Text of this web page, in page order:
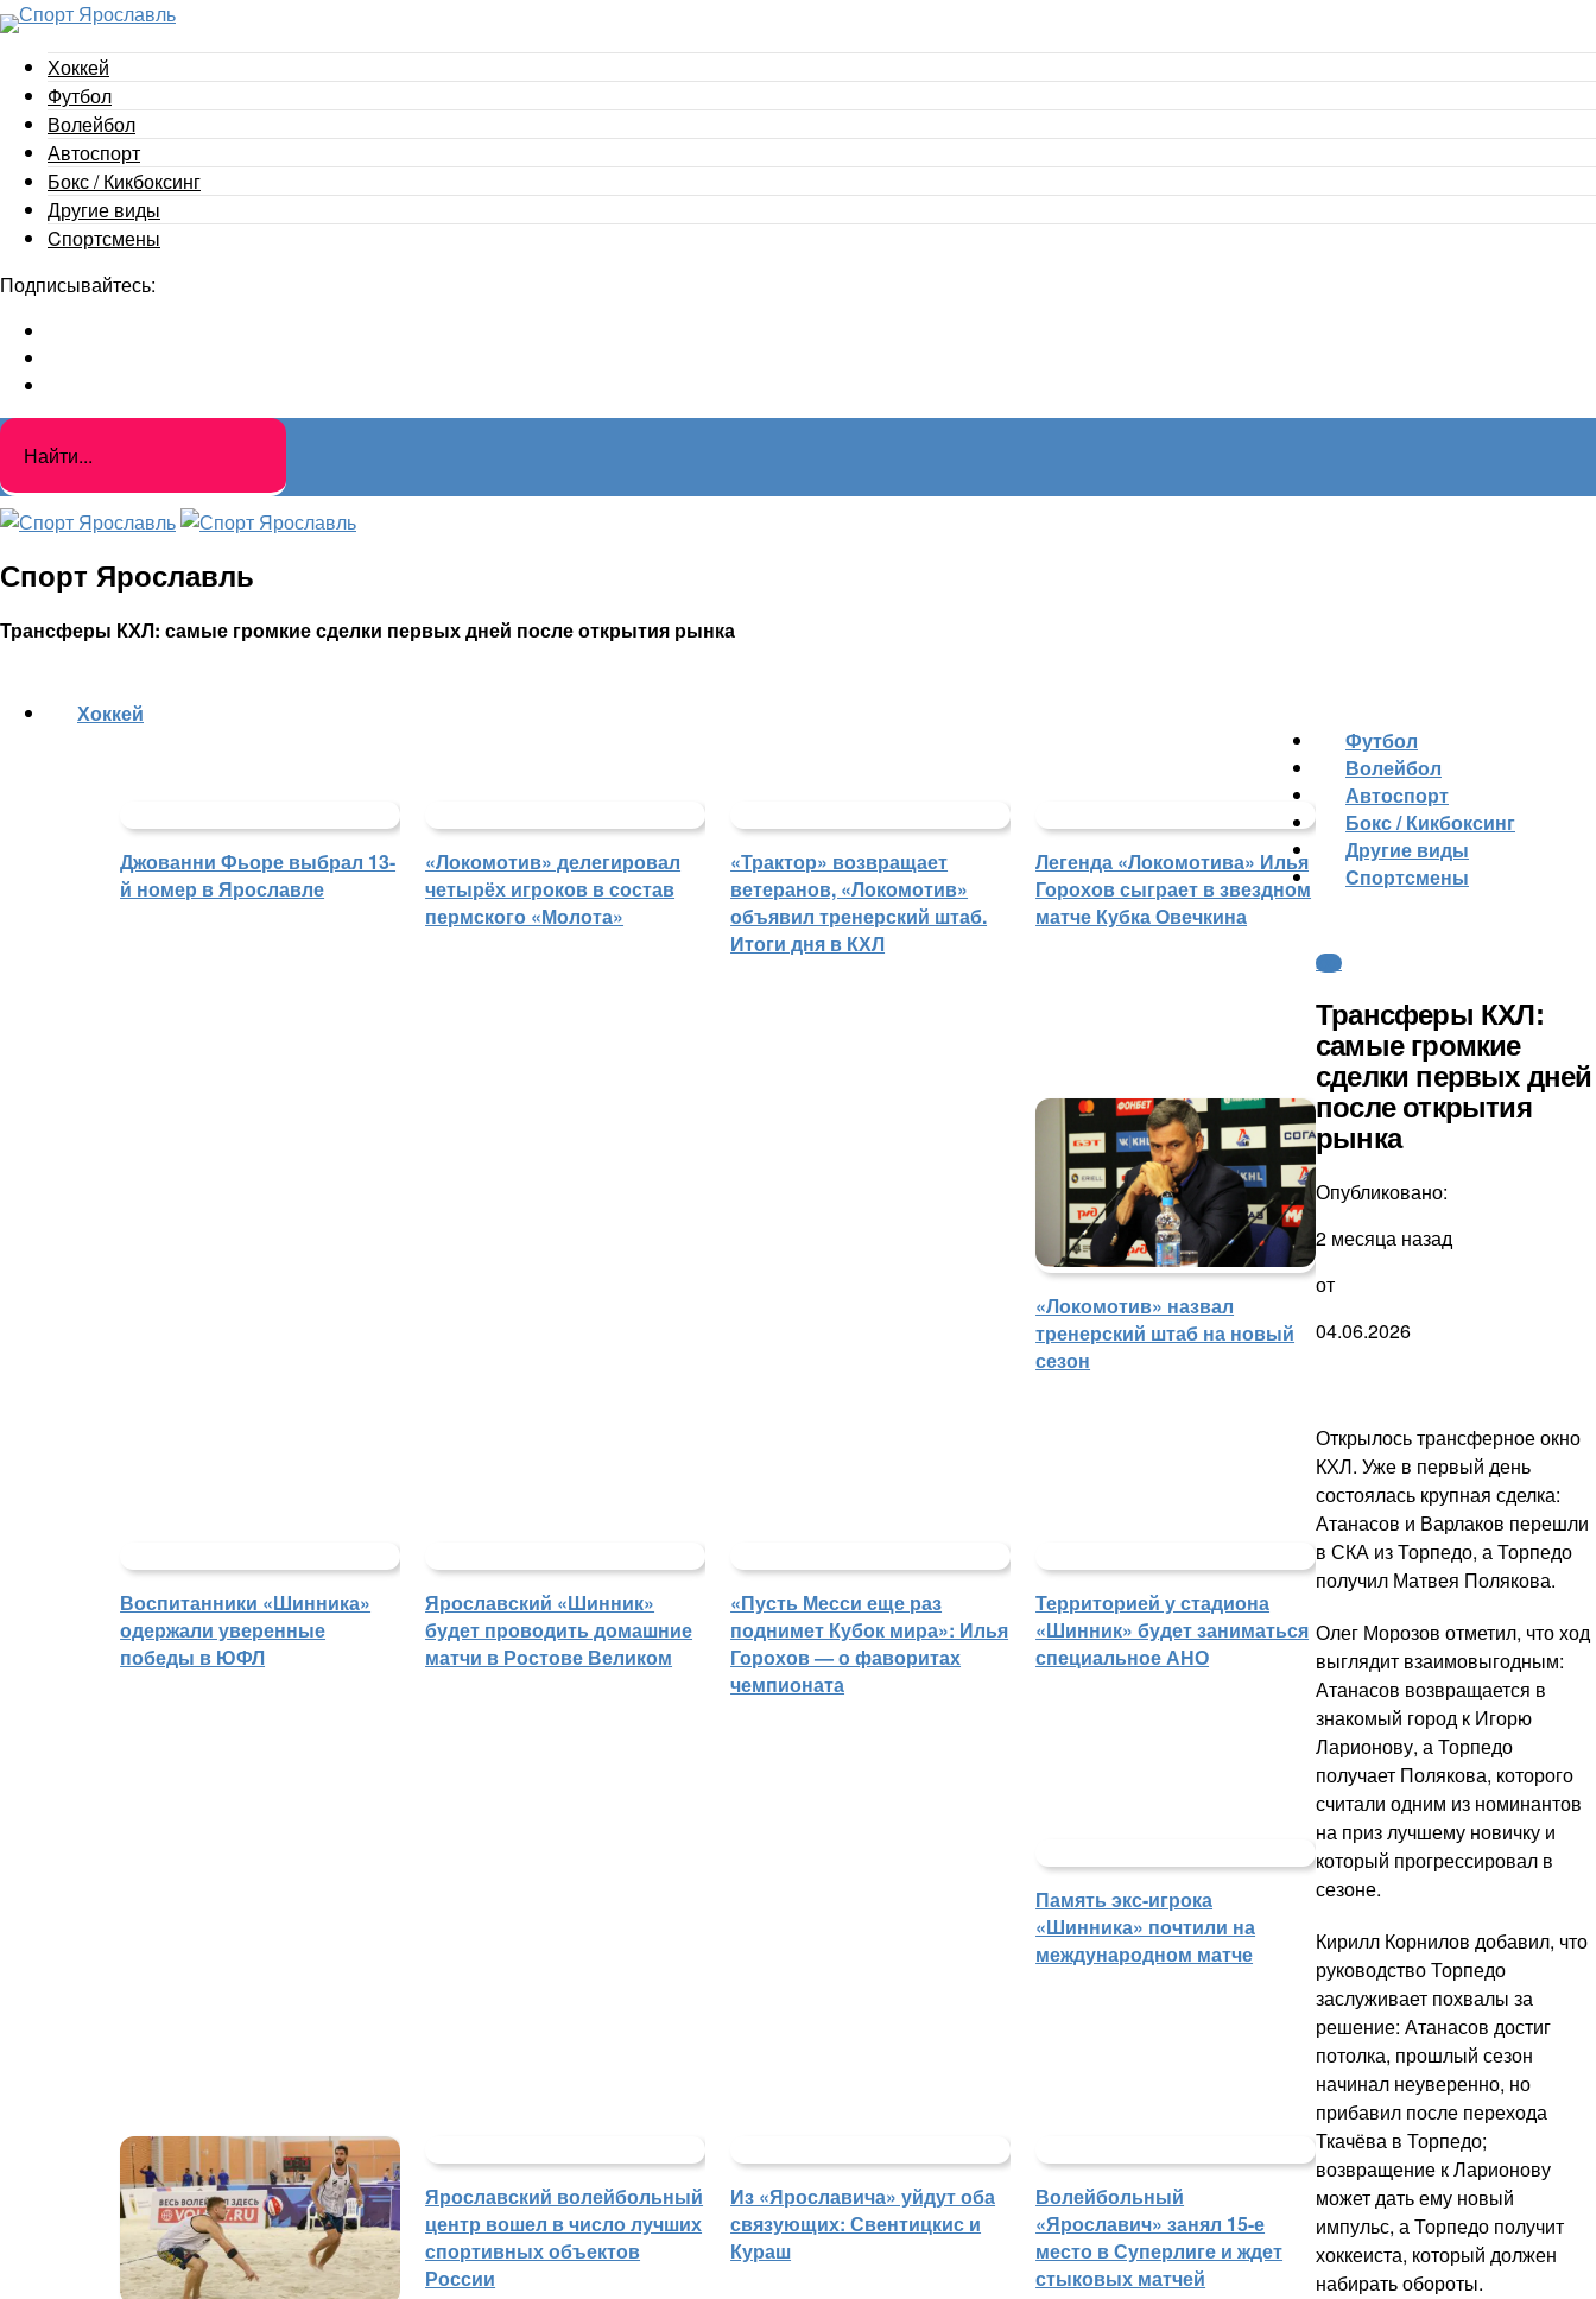
Хоккей
Футбол
Волейбол
Автоспорт
Бокс / Кикбоксинг
Другие виды
Cпортсмены
Подписывайтесь:
Спорт Ярославль
Трансферы КХЛ: самые громкие сделки первых дней после открытия рынка
Хоккей
Джованни Фьоре выбрал 13-
й номер в Ярославле
«Локомотив» делегировал
четырёх игроков в состав
пермского «Молота»
«Трактор» возвращает
ветеранов, «Локомотив»
объявил тренерский штаб.
Итоги дня в КХЛ
Легенда «Локомотива» Илья
Горохов сыграет в звездном
матче Кубка Овечкина
«Локомотив» назвал
тренерский штаб на новый
сезон
Футбол
Воспитанники «Шинника»
одержали уверенные
победы в ЮФЛ
Ярославский «Шинник»
будет проводить домашние
матчи в Ростове Великом
«Пусть Месси еще раз
поднимет Кубок мира»: Илья
Горохов — о фаворитах
чемпионата
Территорией у стадиона
«Шинник» будет заниматься
специальное АНО
Память экс-игрока
«Шинника» почтили на
международном матче
Волейбол
Ярославский волейбольный
центр вошел в число лучших
спортивных объектов
России
Из «Ярославича» уйдут оба
связующих: Свентицкис и
Кураш
Волейбольный
«Ярославич» занял 15-е
место в Суперлиге и ждет
стыковых матчей
Автоспорт
Бокс / Кикбоксинг
Другие виды
Cпортсмены
КХЛ
Трансферы КХЛ:
самые громкие
сделки первых дней
после открытия
рынка
Опубликовано:
2 месяца назад
от
04.06.2026
Открылось трансферное окно
КХЛ. Уже в первый день
состоялась крупная сделка:
Атанасов и Варлаков перешли
в СКА из Торпедо, а Торпедо
получил Матвея Полякова.
Олег Морозов отметил, что ход
выглядит взаимовыгодным:
Атанасов возвращается в
знакомый город к Игорю
Ларионову, а Торпедо
получает Полякова, которого
считали одним из номинантов
на приз лучшему новичку и
который прогрессировал в
сезоне.
Кирилл Корнилов добавил, что
руководство Торпедо
заслуживает похвалы за
решение: Атанасов достиг
потолка, прошлый сезон
начинал неуверенно, но
прибавил после перехода
Ткачёва в Торпедо;
возвращение к Ларионову
может дать ему новый
импульс, а Торпедо получит
хоккеиста, который должен
набирать обороты.